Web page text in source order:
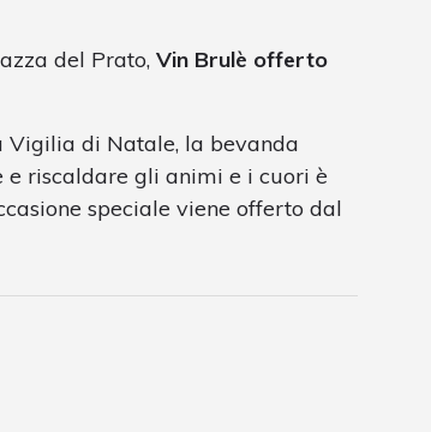
del Prato, Vin Brulè offerto
Vigilia di Natale, la bevanda
e riscaldare gli animi e i cuori è
speciale viene offerto dal